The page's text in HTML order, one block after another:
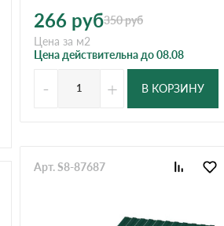
266 руб350руб
Цена за м2
Цена действительна до 08.08
- + В КОРЗИНУ
Арт. S8-87687